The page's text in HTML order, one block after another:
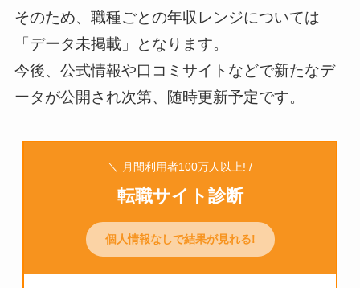
そのため、職種ごとの年収レンジについては
「データ未掲載」となります。
今後、公式情報や口コミサイトなどで新たなデ
ータが公開され次第、随時更新予定です。
＼ 月間利用者100万人以上! /
転職サイト診断
個人情報なしで結果が見れる!